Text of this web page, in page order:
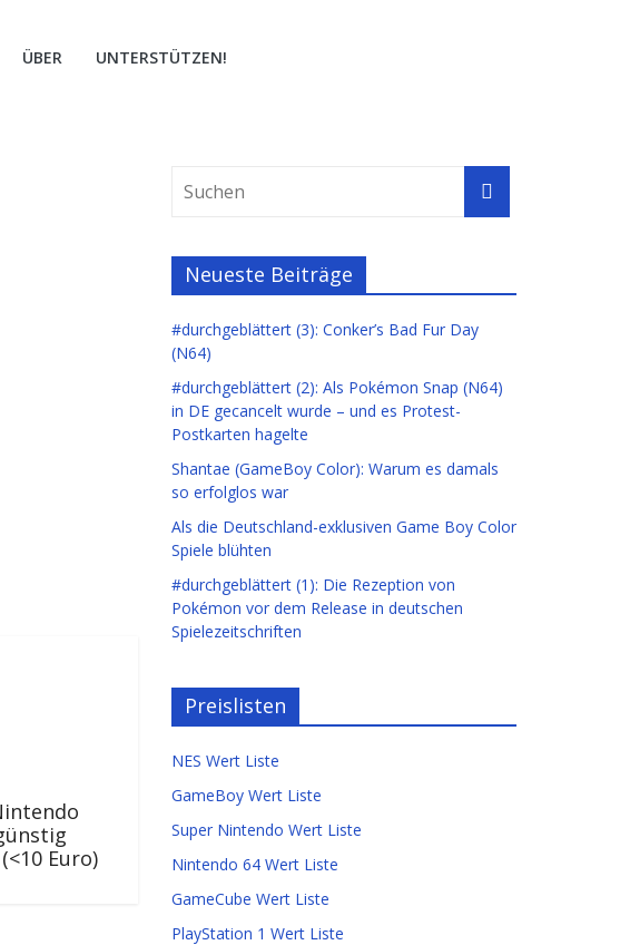
ÜBER UNTERSTÜTZEN!
Euro)
Neueste Beiträge
#durchgeblättert (3): Conker’s Bad Fur Day
(N64)
#durchgeblättert (2): Als Pokémon Snap (N64)
in DE gecancelt wurde – und es Protest-
Postkarten hagelte
Shantae (GameBoy Color): Warum es damals
so erfolglos war
Als die Deutschland-exklusiven Game Boy Color
Spiele blühten
#durchgeblättert (1): Die Rezeption von
Pokémon vor dem Release in deutschen
Spielezeitschriften
Preislisten
NES Wert Liste
GameBoy Wert Liste
Super Nintendo Wert Liste
Nintendo 64 Wert Liste
GameCube Wert Liste
PlayStation 1 Wert Liste